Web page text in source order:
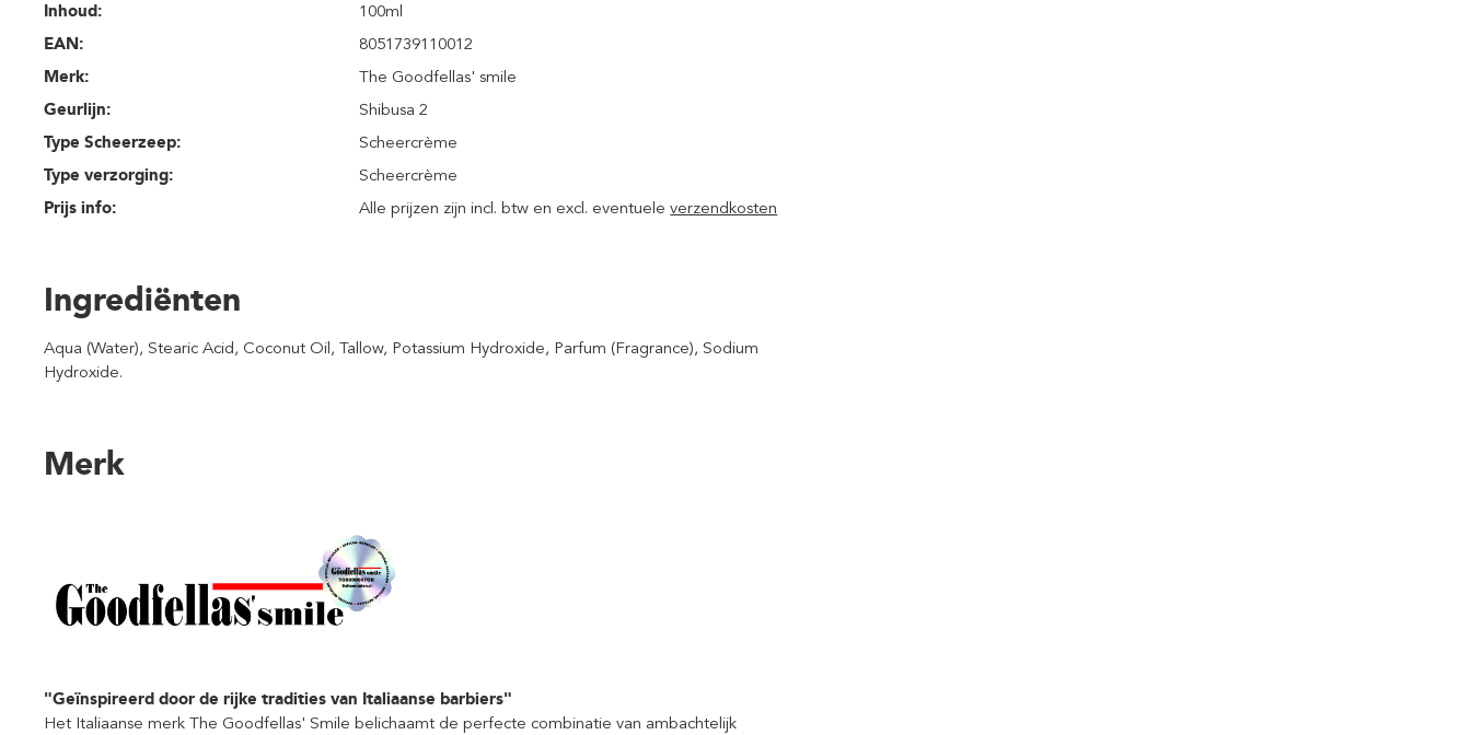
Inhoud:
100ml
EAN:
8051739110012
Merk:
The Goodfellas' smile
Geurlijn:
Shibusa 2
Type Scheerzeep:
Scheercrème
Type verzorging:
Scheercrème
Prijs info:
Alle prijzen zijn incl. btw en excl. eventueleverzendkosten
Ingrediënten
Aqua (Water), Stearic Acid, Coconut Oil, Tallow, Potassium Hydroxide, Parfum (Fragrance), Sodium
Hydroxide.
Merk
"Geïnspireerd door de rijke tradities van Italiaanse barbiers"
Het Italiaanse merk The Goodfellas' Smile belichaamt de perfecte combinatie van ambachtelijk